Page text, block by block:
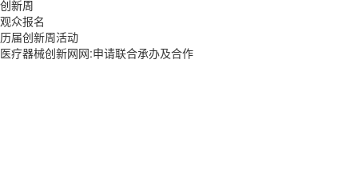
创新周
观众报名
历届创新周活动
医疗器械创新网网:申请联合承办及合作